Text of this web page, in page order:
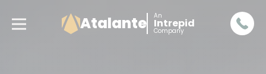
Atalante An
Intrepid
Company